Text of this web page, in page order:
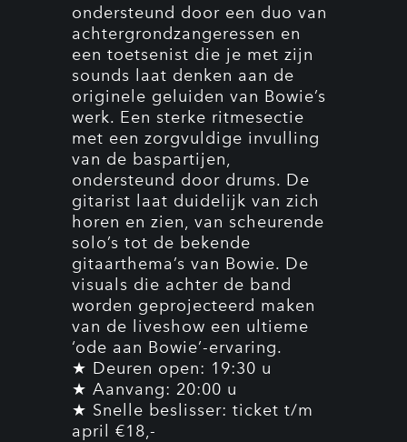
ondersteund door een duo van
achtergrondzangeressen en
een toetsenist die je met zijn
sounds laat denken aan de
originele geluiden van Bowie’s
werk. Een sterke ritmesectie
met een zorgvuldige invulling
van de baspartijen,
ondersteund door drums. De
gitarist laat duidelijk van zich
horen en zien, van scheurende
solo’s tot de bekende
gitaarthema’s van Bowie. De
visuals die achter de band
worden geprojecteerd maken
van de liveshow een ultieme
‘ode aan Bowie’-ervaring.
★ Deuren open: 19:30 u
★ Aanvang: 20:00 u
★ Snelle beslisser: ticket t/m
april €18,-